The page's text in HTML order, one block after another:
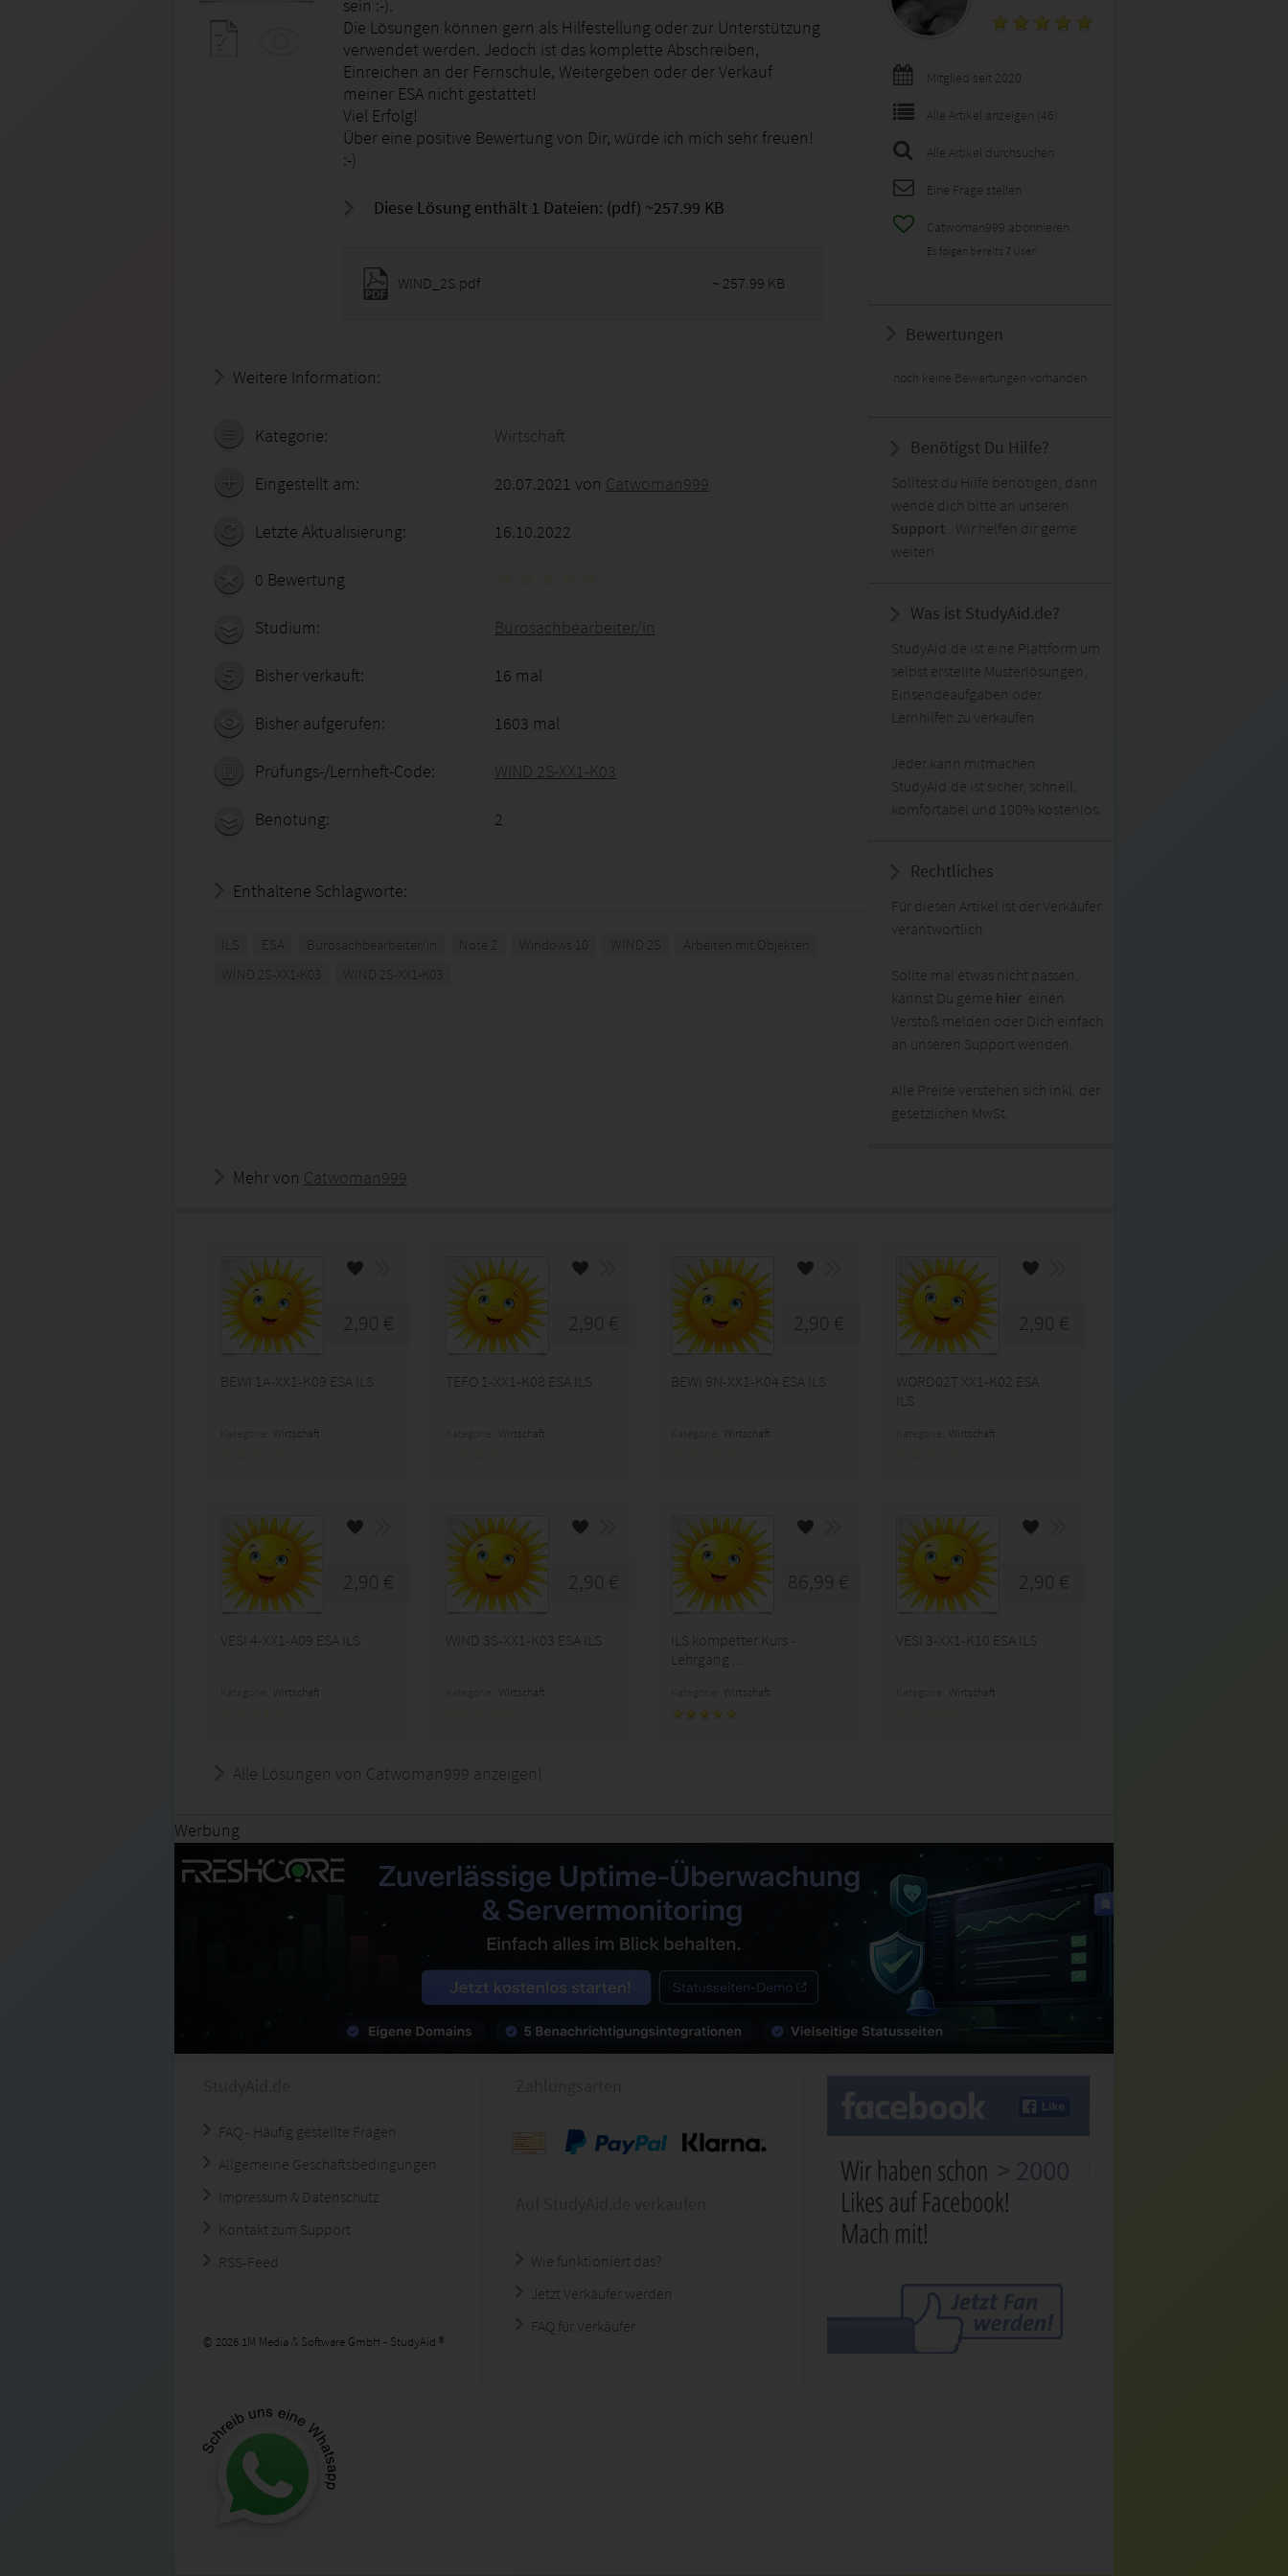
sein :-).
Die Lösungen können gern als Hilfestellung oder zur Unterstützung
verwendet werden. Jedoch ist das komplette Abschreiben,
Einreichen an der Fernschule, Weitergeben oder der Verkauf
meiner ESA nicht gestattet!
Viel Erfolg!
Über eine positive Bewertung von Dir, würde ich mich sehr freuen!
:-)
Diese Lösung enthält 1 Dateien: (pdf) ~257.99 KB
WIND_2S.pdf ~ 257.99 KB
Weitere Information:
Kategorie: Wirtschaft
Eingestellt am: 20.07.2021 von Catwoman999
Letzte Aktualisierung: 16.10.2022
0 Bewertung
Studium: Bürosachbearbeiter/in
Bisher verkauft: 16 mal
Bisher aufgerufen: 1603 mal
Prüfungs-/Lernheft-Code: WIND 2S-XX1-K03
Benotung: 2
Enthaltene Schlagworte:
ILS ESA Bürosachbearbeiter/in Note 2 Windows 10 WIND 2S
Arbeiten mit Objekten
WIND 2S-XX1-K03
WIND 2S-XX1-K03
Mitglied seit 2020
Alle Artikel anzeigen (46)
Alle Artikel durchsuchen
Eine Frage stellen
Catwoman999 abonnieren
Es folgen bereits 7 User!
Bewertungen
noch keine Bewertungen vorhanden
Benötigst Du Hilfe?
Solltest du Hilfe benötigen, dann
wende dich bitte an unseren
Support . Wir helfen dir gerne
weiter!
Was ist StudyAid.de?
StudyAid.de ist eine Plattform um
selbst erstellte Musterlösungen,
Einsendeaufgaben oder
Lernhilfen zu verkaufen.
Jeder kann mitmachen.
StudyAid.de ist sicher, schnell,
komfortabel und 100% kostenlos.
Rechtliches
Für diesen Artikel ist der Verkäufer
verantwortlich.
Sollte mal etwas nicht passen,
kannst Du gerne hier einen
Verstoß melden oder Dich einfach
an unseren Support wenden.
Alle Preise verstehen sich inkl. der
gesetzlichen MwSt.
Mehr von Catwoman999
2,90 €
BEWI 1A-XX1-K09 ESA ILS
Wirtschaft
2,90 €
TEFO 1-XX1-K08 ESA ILS
Wirtschaft
2,90 €
BEWI 9N-XX1-K04 ESA ILS
Wirtschaft
2,90 €
WORD02T XX1-K02 ESA
ILS
Wirtschaft
2,90 €
VESI 4-XX1-A09 ESA ILS
Wirtschaft
2,90 €
WIND 3S-XX1-K03 ESA ILS
Wirtschaft
86,99 €
ILS kompetter Kurs -
Lehrgang ...
Wirtschaft
2,90 €
VESI 3-XX1-K10 ESA ILS
Wirtschaft
Alle Lösungen von Catwoman999 anzeigen!
Werbung
FAQ - Häufig gestellte Fragen
Allgemeine Geschäftsbedingungen
Impressum & Datenschutz
Kontakt zum Support
RSS-Feed
© 2026 1M Media & Software GmbH - StudyAid ®
Wie funktioniert das?
Jetzt Verkäufer werden
FAQ für Verkäufer
> 2000